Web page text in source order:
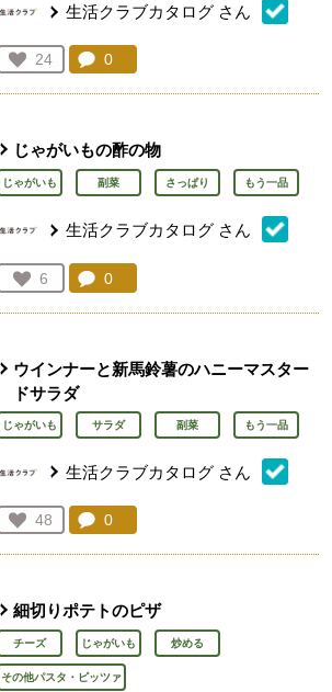
生活クラブカタログ さん
お気に入り登録：
24
人が登録
コメント：
0
じゃがいもの酢の物
じゃがいも 副菜 さっぱり もう一品
生活クラブカタログ さん
お気に入り登録：
6
人が登録
コメント：
0
ウインナーと新馬鈴薯のハニーマスター
ドサラダ
じゃがいも サラダ 副菜 もう一品
生活クラブカタログ さん
お気に入り登録：
48
人が登録
コメント：
0
細切りポテトのピザ
チーズ じゃがいも 炒める
その他パスタ・ピッツァ